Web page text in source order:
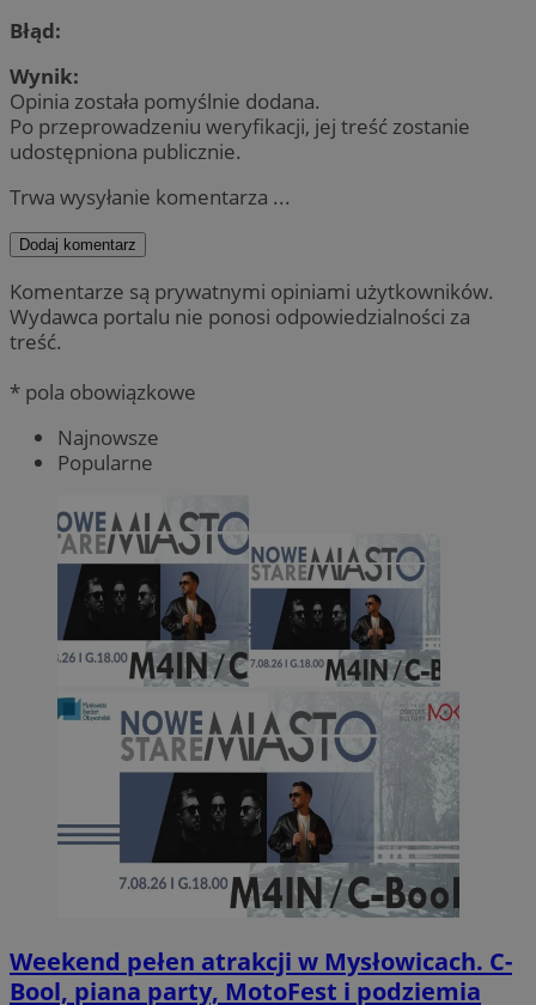
Błąd:
Wynik:
Opinia została pomyślnie dodana.
Po przeprowadzeniu weryfikacji, jej treść zostanie
udostępniona publicznie.
Trwa wysyłanie komentarza ...
Dodaj komentarz
Komentarze są prywatnymi opiniami użytkowników.
Wydawca portalu nie ponosi odpowiedzialności za
treść.
* pola obowiązkowe
Najnowsze
Popularne
Weekend pełen atrakcji w Mysłowicach. C-
Bool, piana party, MotoFest i podziemia